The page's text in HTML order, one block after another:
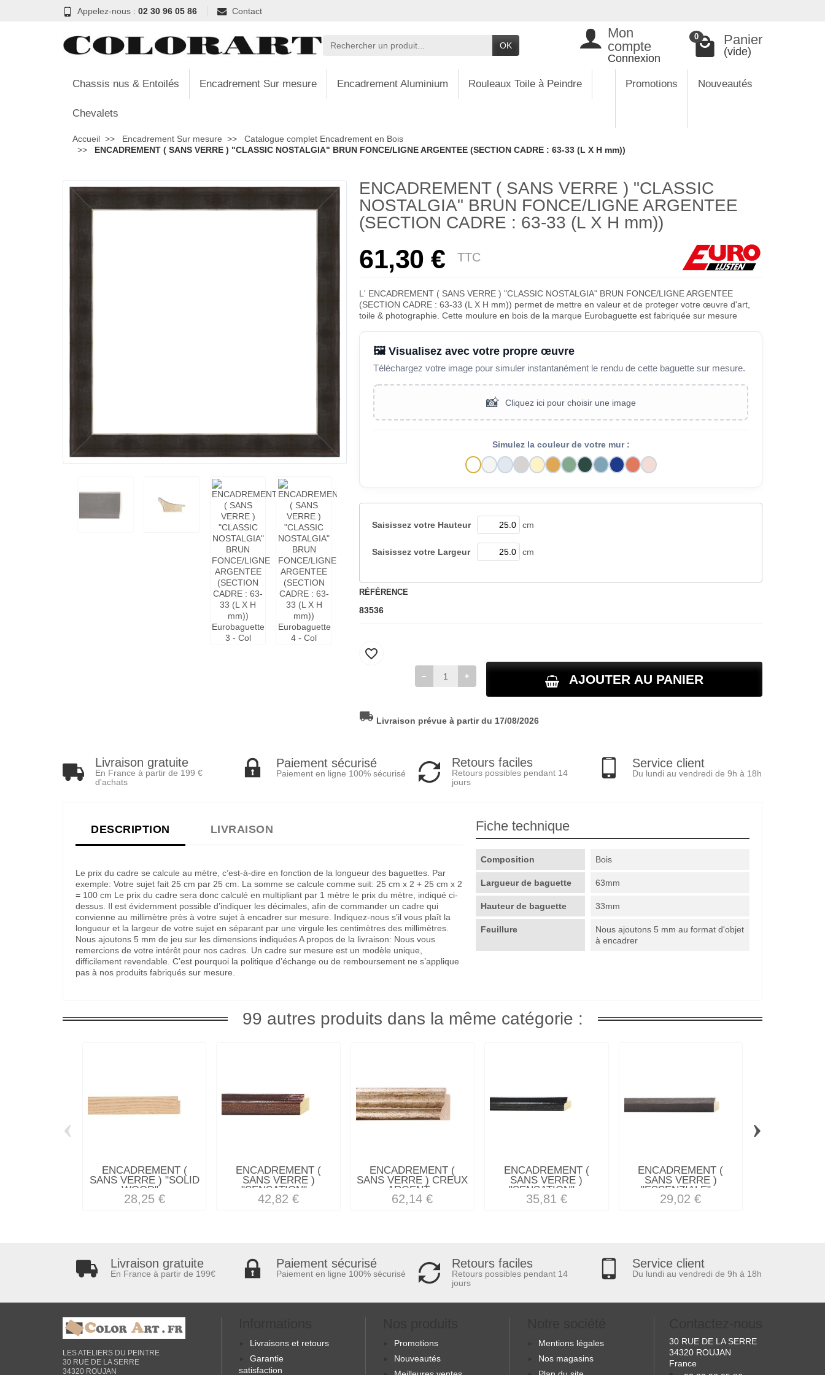
Appelez-nous : 02 30 96 05 86 Contact
OK
Mon
compte
Connexion
0 Panier
(vide)
Chassis nus & Entoilés Encadrement Sur mesure Encadrement Aluminium Rouleaux Toile à Peindre
Chevalets
Promotions Nouveautés
Accueil Encadrement Sur mesure
Catalogue complet Encadrement en Bois
ENCADREMENT ( SANS VERRE ) "CLASSIC NOSTALGIA" BRUN FONCE/LIGNE ARGENTEE (SECTION CADRE : 63-33 (L X H mm))
ENCADREMENT ( SANS VERRE ) "CLASSIC
NOSTALGIA" BRUN FONCE/LIGNE ARGENTEE
(SECTION CADRE : 63-33 (L X H mm))
61,30 € TTC
L' ENCADREMENT ( SANS VERRE ) "CLASSIC NOSTALGIA" BRUN FONCE/LIGNE ARGENTEE
(SECTION CADRE : 63-33 (L X H mm)) permet de mettre en valeur et de proteger votre œuvre d'art,
toile & photographie. Cette moulure en bois de la marque Eurobaguette est fabriquée sur mesure
🖼️ Visualisez avec votre propre œuvre
Téléchargez votre image pour simuler instantanément le rendu de cette baguette sur mesure.
📸 Cliquez ici pour choisir une image
Simulez la couleur de votre mur :
Saisissez votre Hauteur cm
Saisissez votre Largeur cm
RÉFÉRENCE
83536
AJOUTER AU PANIER
favorite_border
local_shipping Livraison prévue à partir du 17/08/2026
Livraison gratuite
En France à partir de 199 €
d'achats
Paiement sécurisé
Paiement en ligne 100% sécurisé
Retours faciles
Retours possibles pendant 14
jours
Service client
Du lundi au vendredi de 9h à 18h
DESCRIPTION LIVRAISON
Le prix du cadre se calcule au mètre, c’est-à-dire en fonction de la longueur des baguettes. Par
exemple: Votre sujet fait 25 cm par 25 cm. La somme se calcule comme suit: 25 cm x 2 + 25 cm x 2
= 100 cm Le prix du cadre sera donc calculé en multipliant par 1 mètre le prix du mètre, indiqué ci-
dessus. Il est évidemment possible d’indiquer les décimales, afin de commander un cadre qui
convienne au millimètre près à votre sujet à encadrer sur mesure. Indiquez-nous s’il vous plaît la
longueur et la largeur de votre sujet en séparant par une virgule les centimètres des millimètres.
Nous ajoutons 5 mm de jeu sur les dimensions indiquées A propos de la livraison: Nous vous
remercions de votre intérêt pour nos cadres. Un cadre sur mesure est un modèle unique,
difficilement revendable. C’est pourquoi la politique d’échange ou de remboursement ne s’applique
pas à nos produits fabriqués sur mesure.
Fiche technique
Composition Bois
Largueur de baguette 63mm
Hauteur de baguette 33mm
Feuillure
Nous ajoutons 5 mm au format d'objet
à encadrer
99 autres produits dans la même catégorie :
ENCADREMENT (
SANS VERRE ) "SOLID
WOOD"...
28,25 €
ENCADREMENT (
SANS VERRE )
"SENSATION"...
42,82 €
ENCADREMENT (
SANS VERRE ) CREUX
ARGENT...
62,14 €
ENCADREMENT (
SANS VERRE )
"SENSATION"...
35,81 €
ENCADREMENT (
SANS VERRE )
"ESSENZIALE"...
29,02 €
‹ ›
Livraison gratuite
En France à partir de 199€
Paiement sécurisé
Paiement en ligne 100% sécurisé
Retours faciles
Retours possibles pendant 14
jours
Service client
Du lundi au vendredi de 9h à 18h
LES ATELIERS DU PEINTRE
30 RUE DE LA SERRE
34320 ROUJAN
Livraisons et retours
Garantie
satisfaction
Promotions
Nouveautés
Mentions légales
Nos magasins
30 RUE DE LA SERRE
34320 ROUJAN
France